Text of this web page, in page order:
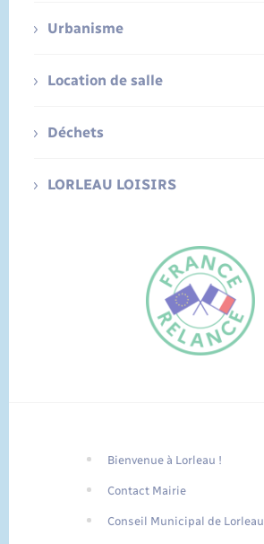
Traduction du
FR
Urbanisme
Location de salle
Déchets
LORLEAU LOISIRS
Bienvenue à Lorleau !
Contact Mairie
Conseil Municipal de Lorleau